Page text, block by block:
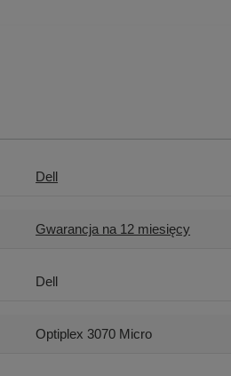
Dell
Gwarancja na 12 miesięcy
Dell
Optiplex 3070 Micro